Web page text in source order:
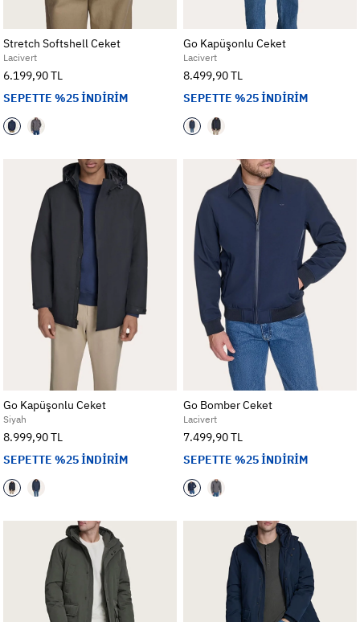
Stretch Softshell Ceket
Lacivert
6.199,90 TL
SEPETTE %25 İNDİRİM
Go Kapüşonlu Ceket
Lacivert
8.499,90 TL
SEPETTE %25 İNDİRİM
Go Kapüşonlu Ceket
Siyah
8.999,90 TL
SEPETTE %25 İNDİRİM
Go Bomber Ceket
Lacivert
7.499,90 TL
SEPETTE %25 İNDİRİM